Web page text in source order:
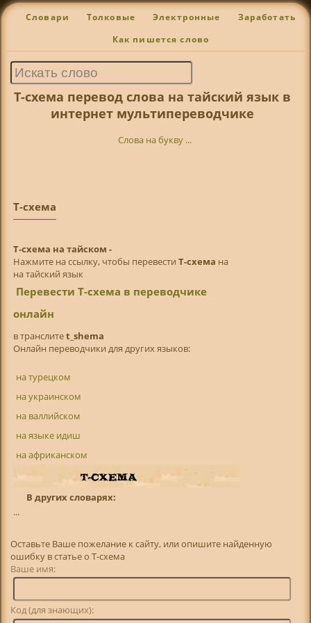
Словари Толковые Электронные Заработать
Как пишется слово
Т-схема перевод слова на тайский язык в
интернет мультипереводчике
Слова на букву ...
Т-схема
Т-схема на тайском -
Нажмите на ссылку, чтобы перевести Т-схема на
на тайский язык
Перевести Т-схема в переводчике
онлайн
в транслитet_shema
Онлайн переводчики для других языков:
на турецком
на украинском
на валлийском
на языке идиш
на африканском
В других словарях:
...
Оставьте Ваше пожелание к сайту, или опишите найденную
ошибку в статье о Т-схема
Ваше имя:
Код (для знающих):